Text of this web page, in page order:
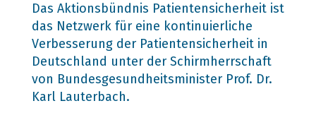
Das Aktionsbündnis Patientensicherheit ist
das Netzwerk für eine kontinuierliche
Verbesserung der Patientensicherheit in
Deutschland unter der Schirmherrschaft
von Bundesgesundheitsminister Prof. Dr.
Karl Lauterbach.